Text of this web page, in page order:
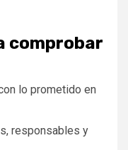
comprobar
lo prometido en
responsables y